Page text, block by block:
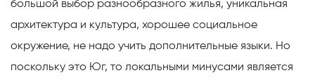
большой выбор разнообразного жилья, уникальная
архитектура и культура, хорошее социальное
окружение, не надо учить дополнительные языки. Но
поскольку это Юг, то локальными минусами является